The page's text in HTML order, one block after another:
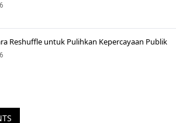
Reshuffle untuk Pulihkan Kepercayaan Publik